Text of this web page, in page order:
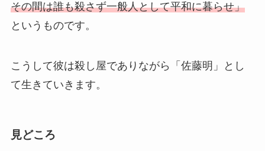
その間は誰も殺さず一般人として平和に暮らせ」
というものです。
こうして彼は殺し屋でありながら「佐藤明」とし
て生きていきます。
見どころ